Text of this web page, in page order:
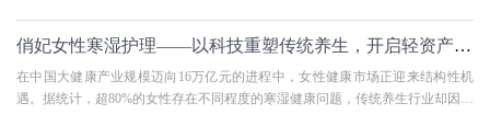
俏妃女性寒湿护理——以科技重塑传统养生，开启轻资产健康创业新时代
在中国大健康产业规模迈向16万亿元的进程中，女性健康市场正迎来结构性机
遇。据统计，超80%的女性存在不同程度的寒湿健康问题，传统养生行业却因效